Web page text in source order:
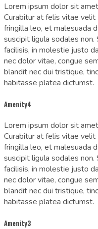
Lorem ipsum dolor sit
Curabitur at felis vitae
fringilla leo, et malesuada
suscipit ligula sodales
facilisis, in molestie justo
nec dolor vitae, congue
blandit nec dui tristique,
habitasse platea dictumst.
Amenity4
Lorem ipsum dolor sit
Curabitur at felis vitae
fringilla leo, et malesuada
suscipit ligula sodales
facilisis, in molestie justo
nec dolor vitae, congue
blandit nec dui tristique,
habitasse platea dictumst.
Amenity3